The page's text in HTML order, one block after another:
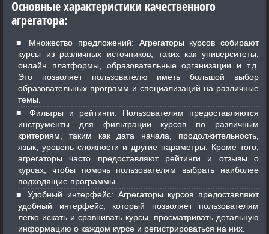
Основные характеристики качественного
агрегатора:
Множество предложений: Агрегаторы курсов собирают
курсы из различных источников, таких как университеты,
онлайн платформы, образовательные организации и т.д.
Это позволяет пользователю иметь большой выбор
образовательных программ и специализаций на различные
темы.
Фильтры и рейтинги: Пользователям предоставляются
инструменты для фильтрации курсов по различным
критериям, таким как дата начала, продолжительность,
язык, уровень сложности и другие параметры. Кроме того,
агрегаторы часто предоставляют рейтинги и отзывы о
курсах, чтобы помочь пользователям выбрать наиболее
подходящие программы.
Удобный интерфейс: Агрегаторы курсов предоставляют
удобный интерфейс, который позволяет пользователям
легко искать и сравнивать курсы, просматривать детальную
информацию о каждом курсе и регистрироваться на них.